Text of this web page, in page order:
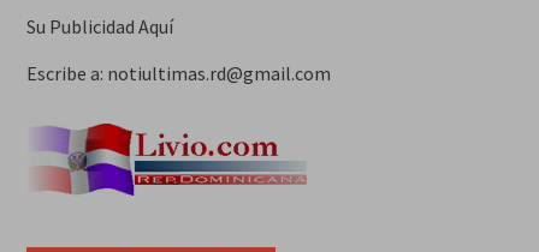
Su Publicidad Aquí
Escribe a: notiultimas.rd@gmail.com